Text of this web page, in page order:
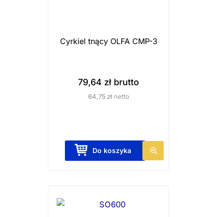
ó
Cyrkiel tnący OLFA CMP-3
79,64 zł brutto
64,75 złnetto
Do koszyka